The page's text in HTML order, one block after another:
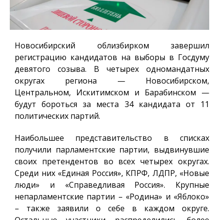
Новосибирский облизбирком завершил
регистрацию кандидатов на выборы в Госдуму
девятого созыва. В четырех одномандатных
округах региона — Новосибирском,
Центральном, Искитимском и Барабинском —
будут бороться за места 34 кандидата от 11
политических партий.
Наибольшее представительство в списках
получили парламентские партии, выдвинувшие
своих претендентов во всех четырех округах.
Среди них «Единая Россия», КПРФ, ЛДПР, «Новые
люди» и «Справедливая Россия». Крупные
непарламентские партии – «Родина» и «Яблоко»
– также заявили о себе в каждом округе.